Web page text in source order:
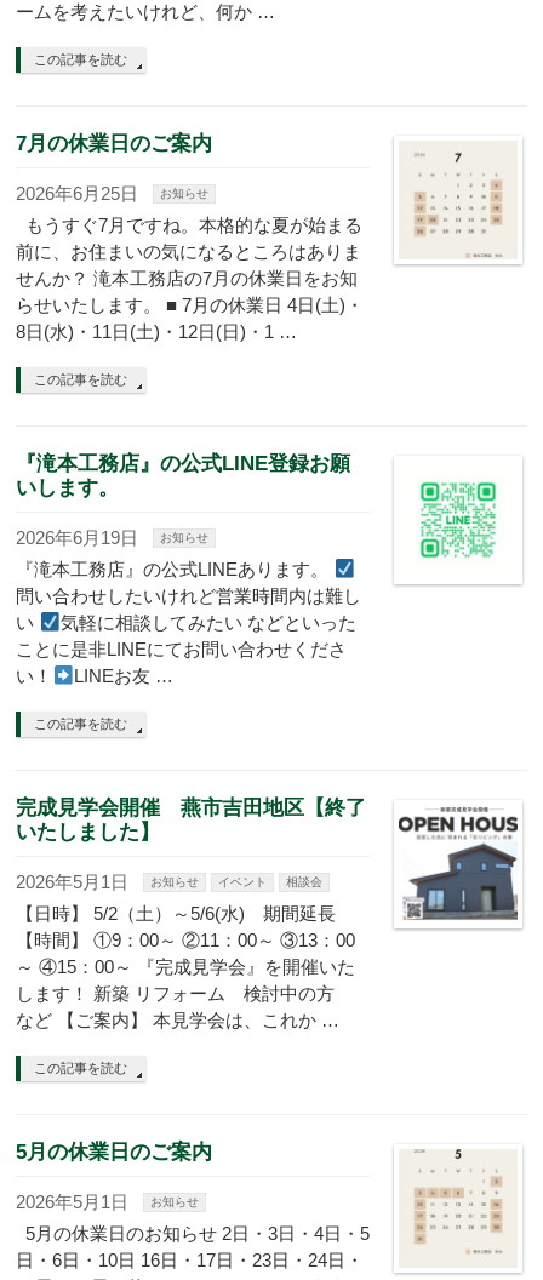
ームを考えたいけれど、何か …
この記事を読む
7月の休業日のご案内
2026年6月25日 お知らせ
もうすぐ7月ですね。本格的な夏が始まる
前に、お住まいの気になるところはありま
せんか？ 滝本工務店の7月の休業日をお知
らせいたします。 ■ 7月の休業日 4日(土)・
8日(水)・11日(土)・12日(日)・1 …
この記事を読む
『滝本工務店』の公式LINE登録お願
いします。
2026年6月19日 お知らせ
『滝本工務店』の公式LINEあります。
問い合わせしたいけれど営業時間内は難し
い
気軽に相談してみたい などといった
ことに是非LINEにてお問い合わせくださ
い！
LINEお友 …
この記事を読む
完成見学会開催 燕市吉田地区【終了
いたしました】
2026年5月1日 お知らせ イベント 相談会
【日時】 5/2（土）～5/6(水) 期間延長
【時間】 ①9：00～ ②11：00～ ③13：00
～ ④15：00～ 『完成見学会』を開催いた
します！ 新築 リフォーム 検討中の方
など 【ご案内】 本見学会は、これか …
この記事を読む
5月の休業日のご案内
2026年5月1日 お知らせ
5月の休業日のお知らせ 2日・3日・4日・5
日・6日・10日 16日・17日・23日・24日・